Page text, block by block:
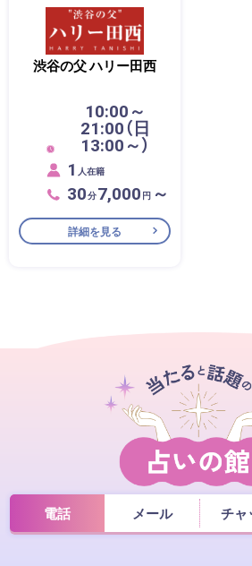
渋谷の父 ハリー田西
10:00～
21:00（日
13:00～）
1 人在籍
30分7,000 円 ～
詳細を見る
電話 メール チャ